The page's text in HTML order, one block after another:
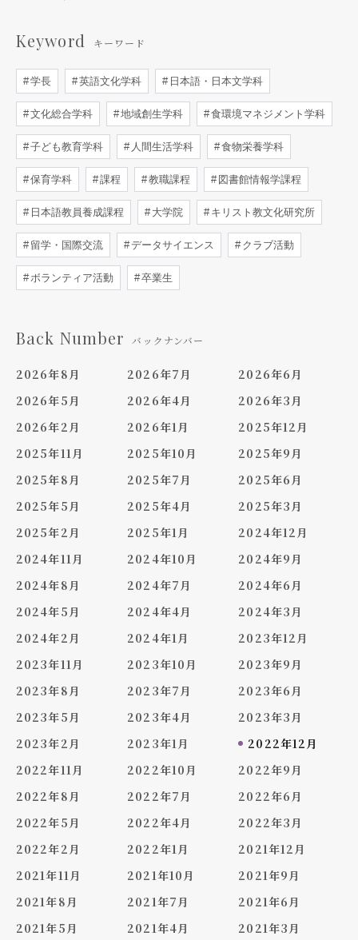
Keyword キーワード
学長 英語文化学科 日本語・日本文学科
文化総合学科 地域創生学科 食環境マネジメント学科
子ども教育学科 人間生活学科 食物栄養学科
保育学科 課程 教職課程 図書館情報学課程
日本語教員養成課程 大学院 キリスト教文化研究所
留学・国際交流 データサイエンス クラブ活動
ボランティア活動 卒業生
Back Number バックナンバー
2026年8月 2026年7月
2026年6月
2026年5月
2026年4月
2026年3月
2026年2月
2026年1月
2025年12月
2025年11月
2025年10月
2025年9月
2025年8月
2025年7月
2025年6月
2025年5月
2025年4月
2025年3月
2025年2月
2025年1月
2024年12月
2024年11月
2024年10月
2024年9月
2024年8月
2024年7月
2024年6月
2024年5月
2024年4月
2024年3月
2024年2月
2024年1月
2023年12月
2023年11月
2023年10月
2023年9月
2023年8月
2023年7月
2023年6月
2023年5月
2023年4月
2023年3月
2023年2月
2023年1月
2022年12月
2022年11月
2022年10月
2022年9月
2022年8月
2022年7月
2022年6月
2022年5月
2022年4月
2022年3月
2022年2月
2022年1月
2021年12月
2021年11月
2021年10月
2021年9月
2021年8月
2021年7月
2021年6月
2021年5月
2021年4月
2021年3月